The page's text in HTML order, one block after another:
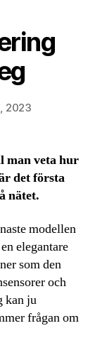
2023
man veta hur
det första
nätet.
modellen
elegantare
som den
och
kan ju
frågan om